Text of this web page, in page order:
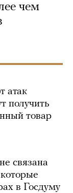
чем
атак
получить
товар
связана
в Госдуму